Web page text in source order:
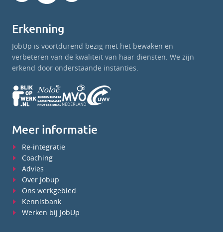
Erkenning
JobUp is voortdurend bezig met het bewaken en
verbeteren van de kwaliteit van haar diensten. We zijn
erkend door onderstaande instanties.
Meer informatie
Re-integratie
Coaching
Advies
Over Jobup
Ons werkgebied
Kennisbank
Werken bij JobUp